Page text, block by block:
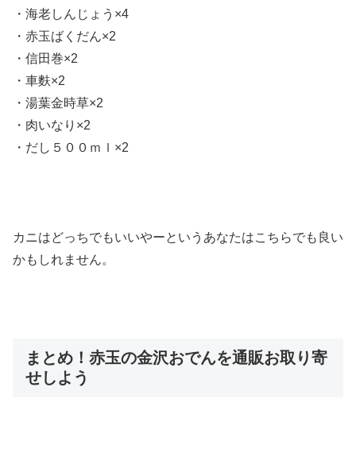
・海老しんじょう×4
・赤玉ばくだん×2
・信田巻×2
・車麩×2
・湯葉金時草×2
・肉いなり×2
・だし５００ｍｌ×2
カニはどっちでもいいやーというあなたはこちらでも良い
かもしれません。
まとめ！赤玉の金沢おでんを通販お取り寄
せしよう